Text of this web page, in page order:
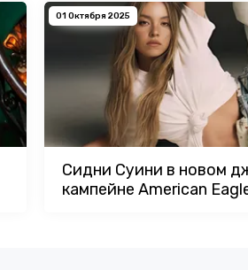
01 Октября 2025
Сидни Суини в новом
кампейне American